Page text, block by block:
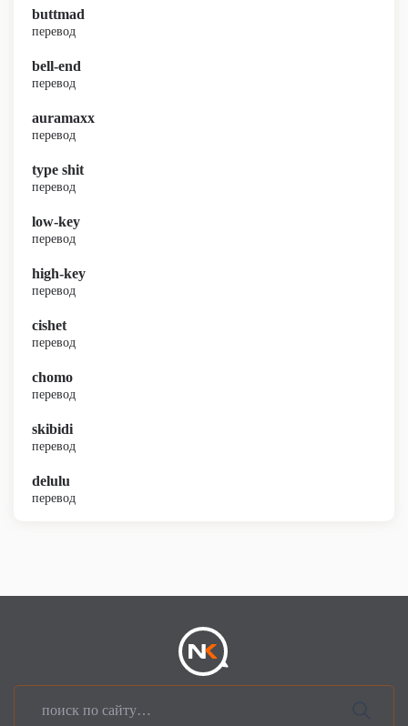
buttmad
перевод
bell-end
перевод
auramaxx
перевод
type shit
перевод
low-key
перевод
high-key
перевод
cishet
перевод
chomo
перевод
skibidi
перевод
delulu
перевод